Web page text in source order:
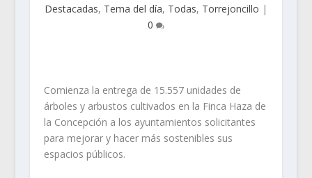
Destacadas, Tema del día, Todas, Torrejoncillo |
0
Comienza la entrega de 15.557 unidades de
árboles y arbustos cultivados en la Finca Haza de
la Concepción a los ayuntamientos solicitantes
para mejorar y hacer más sostenibles sus
espacios públicos.